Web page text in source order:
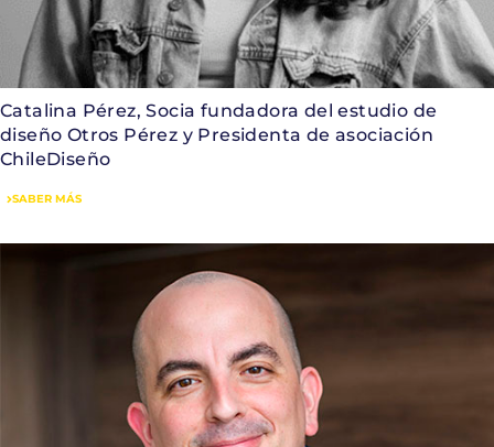
Catalina Pérez, Socia fundadora del estudio de
diseño Otros Pérez y Presidenta de asociación
ChileDiseño
SABER MÁS